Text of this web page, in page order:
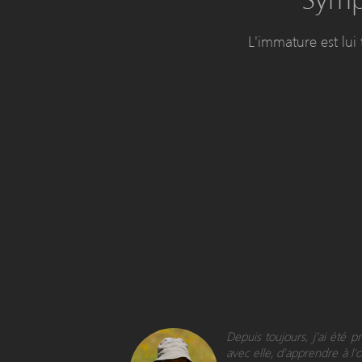
L'immature est lui
Depuis toujours, j’ai été
avec elle, d'apprendre à